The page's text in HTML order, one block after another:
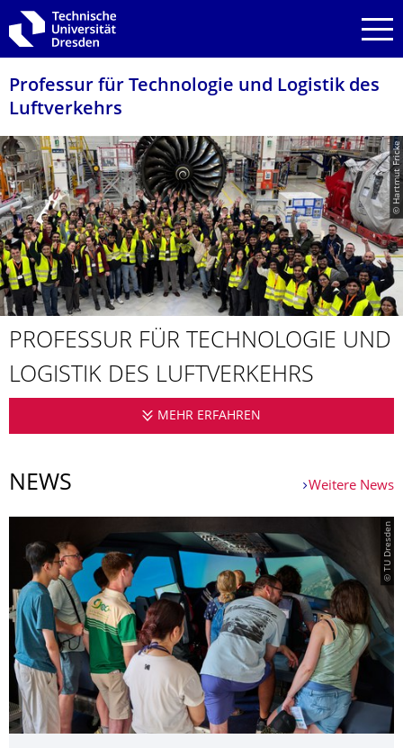
Zur Hauptnavigation springen
Zur Suche springen
Zum Inhalt springen
Professur für Technologie und Logistik des
Luftverkehrs
© Hartmut Fricke
PROFESSUR FÜR TECHNOLOGIE UND
LOGISTIK DES LUFTVERKEHRS
MEHR ERFAHREN
NEWS Weitere News
© TU Dresden